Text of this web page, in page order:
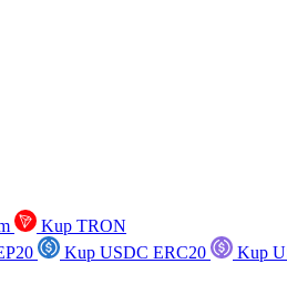
Kup TRON
Kup USDC ERC20
Kup